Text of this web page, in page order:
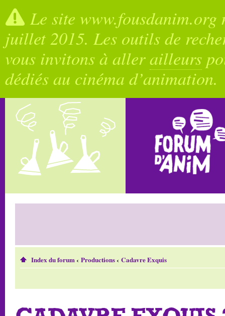
Le site
juillet 2015. Les outils de
vous invitons à allerailleurs
dédiés au cinéma d’animation.
Index du forum‹ Productions‹ Cadavre Exquis